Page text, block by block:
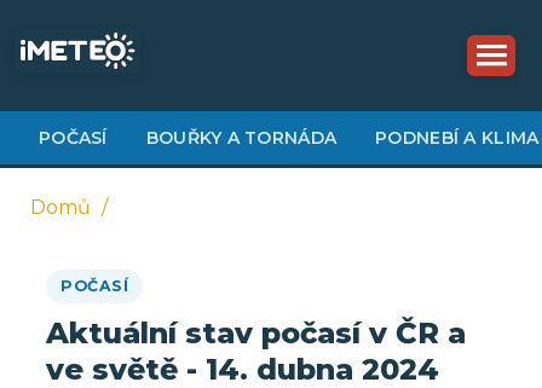
obsahu
POČASÍ BOUŘKY A TORNÁDA PODNEBÍ A KLIMA
navigace
Domů
POČASÍ
Aktuální stav počasí v ČR a
ve světě - 14. dubna 2024